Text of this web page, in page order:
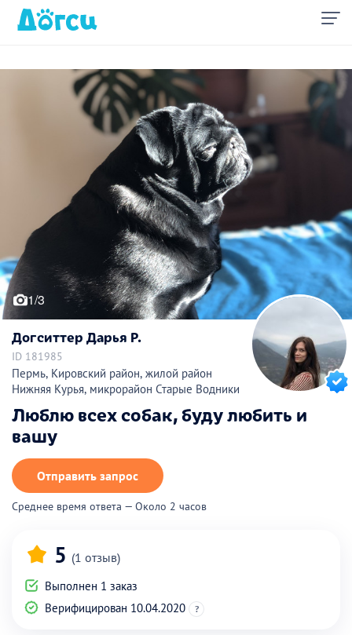
1/3
Догситтер Дарья Р.
ID 181985
Пермь, Кировский район, жилой район
Нижняя Курья, микрорайон Старые Водники
Люблю всех собак, буду любить и
вашу
Отправить запрос
Среднее время ответа — Около 2 часов
5 (1 отзыв)
Выполнен 1 заказ
Верифицирован 10.04.2020
?